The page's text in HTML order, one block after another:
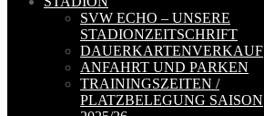
SVW ECHO – UNSERE
STADIONZEITSCHRIFT
DAUERKARTENVERKAUF
ANFAHRT UND PARKEN
TRAININGSZEITEN /
PLATZBELEGUNG SAISON